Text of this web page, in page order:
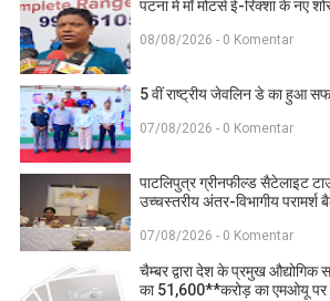
पटना में माँ मोटर्स ई-रिक्शा के नए
08/08/2026 - 0 Komentar
5 वीं राष्ट्रीय जेवलिन डे का हुआ
07/08/2026 - 0 Komentar
पाटलिपुत्र ग्रीनफील्ड सैटेलाइट
उच्चस्तरीय अंतर-विभागीय
07/08/2026 - 0 Komentar
चैम्बर द्वारा देश के प्रमुख औद्योगिक
का 51,600**करोड़ का एमओयू पर